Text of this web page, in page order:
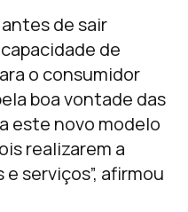
de sair
de
o consumidor
boa vontade das
este novo modelo
realizarem a
serviços”, afirmou